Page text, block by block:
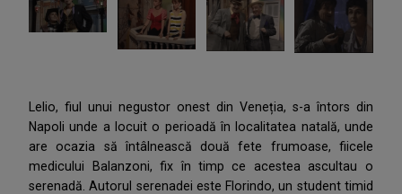
Lelio, fiul unui negustor onest din Veneția, s-a întors din
Napoli unde a locuit o perioadă în localitatea natală, unde
are ocazia să întâlnească două fete frumoase, fiicele
medicului Balanzoni, fix în timp ce acestea ascultau o
serenadă. Autorul serenadei este Florindo, un student timid